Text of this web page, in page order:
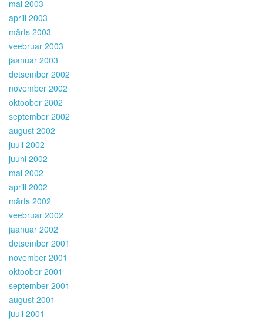
mai 2003
aprill 2003
märts 2003
veebruar 2003
jaanuar 2003
detsember 2002
november 2002
oktoober 2002
september 2002
august 2002
juuli 2002
juuni 2002
mai 2002
aprill 2002
märts 2002
veebruar 2002
jaanuar 2002
detsember 2001
november 2001
oktoober 2001
september 2001
august 2001
juuli 2001